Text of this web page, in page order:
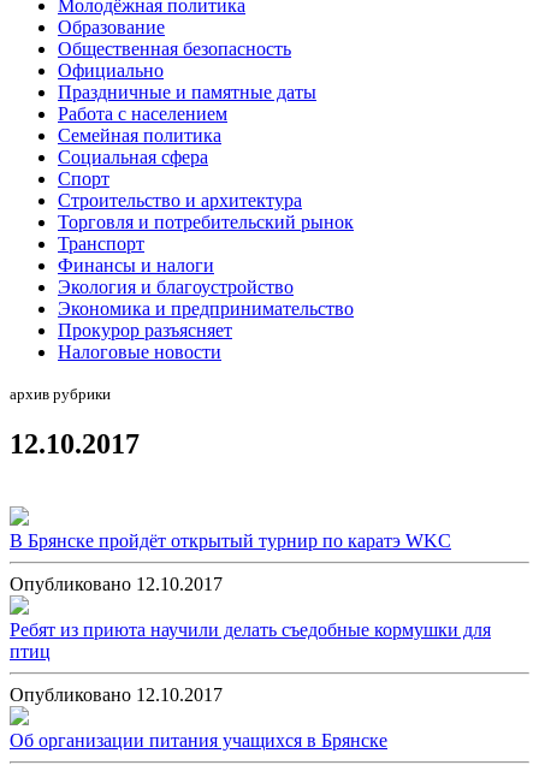
Молодёжная политика
Образование
Общественная безопасность
Официально
Праздничные и памятные даты
Работа с населением
Семейная политика
Социальная сфера
Спорт
Строительство и архитектура
Торговля и потребительский рынок
Транспорт
Финансы и налоги
Экология и благоустройство
Экономика и предпринимательство
Прокурор разъясняет
Налоговые новости
архив рубрики
12.10.2017
В Брянске пройдёт открытый турнир по каратэ WKC
Опубликовано 12.10.2017
Ребят из приюта научили делать съедобные кормушки для
птиц
Опубликовано 12.10.2017
Об организации питания учащихся в Брянске